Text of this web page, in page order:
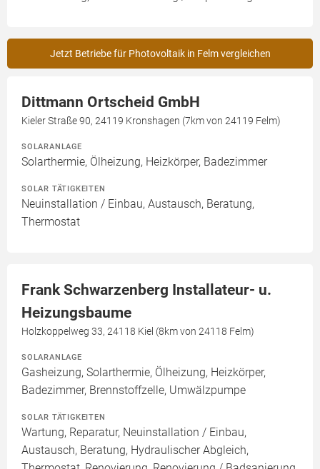
Jetzt Betriebe für Photovoltaik in Felm vergleichen
Dittmann Ortscheid GmbH
Kieler Straße 90, 24119 Kronshagen (7km von 24119 Felm)
SOLARANLAGE
Solarthermie, Ölheizung, Heizkörper, Badezimmer
SOLAR TÄTIGKEITEN
Neuinstallation / Einbau, Austausch, Beratung,
Thermostat
Frank Schwarzenberg Installateur- u.
Heizungsbaume
Holzkoppelweg 33, 24118 Kiel (8km von 24118 Felm)
SOLARANLAGE
Gasheizung, Solarthermie, Ölheizung, Heizkörper,
Badezimmer, Brennstoffzelle, Umwälzpumpe
SOLAR TÄTIGKEITEN
Wartung, Reparatur, Neuinstallation / Einbau,
Austausch, Beratung, Hydraulischer Abgleich,